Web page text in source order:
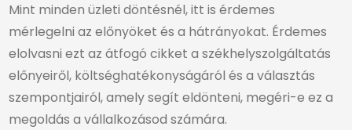
Mint minden üzleti döntésnél, itt is érdemes
mérlegelni az előnyöket és a hátrányokat. Érdemes
elolvasni ezt az átfogó cikket a székhelyszolgáltatás
előnyeiről, költséghatékonyságáról és a választás
szempontjairól, amely segít eldönteni, megéri-e ez a
megoldás a vállalkozásod számára.